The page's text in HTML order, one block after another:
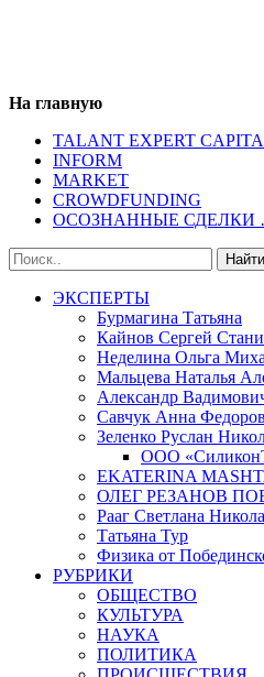
На главную
TALANT EXPERT
INFORM
MARKET
CROWDFUNDING
ОСОЗНАННЫЕ СДЕЛКИ
ЭКСПЕРТЫ
Бурмагина Татьяна
Кайнов Сергей
Неделина Ольга
Мальцева Наталья
Александр
Савчук Анна
Зеленко Руслан
ООО
EKATERINA
ОЛЕГ РЕЗАНОВ
Рааг Светлана
Татьяна Тур
Физика от
РУБРИКИ
ОБЩЕСТВО
КУЛЬТУРА
НАУКА
ПОЛИТИКА